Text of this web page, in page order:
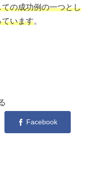
の成功例の一つとし
ています。
Facebook